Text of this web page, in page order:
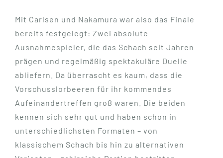
Mit Carlsen und Nakamura war also das Finale
bereits festgelegt: Zwei absolute
Ausnahmespieler, die das Schach seit Jahren
prägen und regelmäßig spektakuläre Duelle
abliefern. Da überrascht es kaum, dass die
Vorschusslorbeeren für ihr kommendes
Aufeinandertreffen groß waren. Die beiden
kennen sich sehr gut und haben schon in
unterschiedlichsten Formaten – von
klassischem Schach bis hin zu alternativen